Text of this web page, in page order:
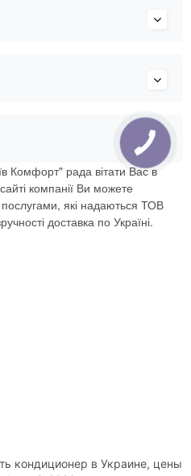
Комфорт" рада вітати Вас в
компанії Ви можете
які надаються ТОВ
доставка по Україні.
кондиционер в Украине, цены